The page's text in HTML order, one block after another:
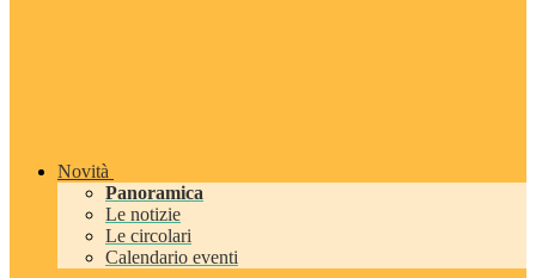
Novità
Panoramica
Le notizie
Le circolari
Calendario eventi